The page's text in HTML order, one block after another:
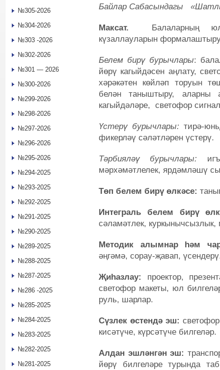
Байлар Сабасындагы
Максат. Балаларның юл
күзаллауларын
Белем бирү бурычлары:
йөрү кагыйдәсен аңлату,
хәрәкәтен көйләп торуын
белән таныштыру,
кагыйдәләре, светофор
Үстерү бурычлары: тирә-
фикерләү сәләтләрен үстерү.
Тәрбияләү бурычлары:
мәрхәмәтлелек, ярдәмләшү
Төп белем бирү өлкәсе:
Интеграль белем бирү
сәламәтлек, куркынычсызлык,
Методик алымнар һәм
әңгәмә, сорау-җавап,
Җиһазлау: проектор,
светофор макеты, юл
руль, шарлар.
Сүзлек өстендә эш:
кисәтүче, күрсәтүче билгеләр.
Алдан эшләнгән эш:
йөрү билгеләре турында
№305-2026
№304-2026
№303 -2026
№302-2026
№301 — 2026
№300-2026
№299-2026
№298-2026
№297-2026
№296-2026
№295-2026
№294-2025
№293-2025
№292-2025
№291-2025
№290-2025
№289-2025
№288-2025
№287-2025
№286 -2025
№285-2025
№284-2025
№283-2025
№282-2025
№281-2025